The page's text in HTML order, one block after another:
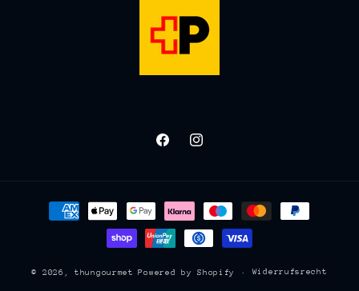
FacebookInstagram
Zahlungsmethoden
© 2026,thungourmet Powered by Shopify Widerrufsrecht